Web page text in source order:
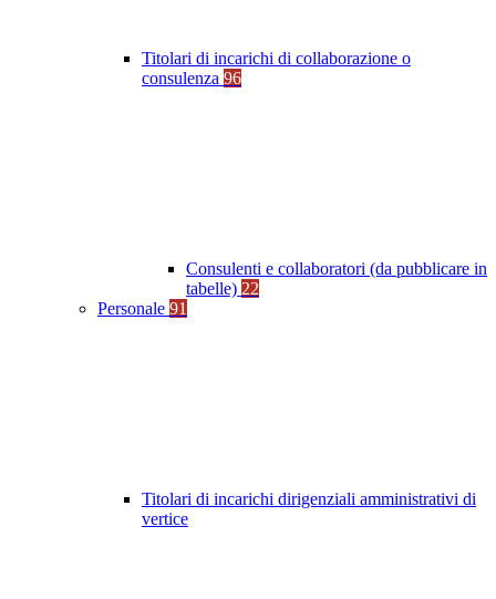
Titolari di incarichi di collaborazione o
consulenza 96
Consulenti e collaboratori (da pubblicare in
tabelle) 22
Personale 91
Titolari di incarichi dirigenziali amministrativi di
vertice